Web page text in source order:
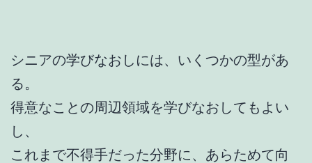
シニアの学びなおしには、いくつかの型があ
る。
得意なことの周辺領域を学びなおしてもよい
し、
これまで不得手だった分野に、あらためて向